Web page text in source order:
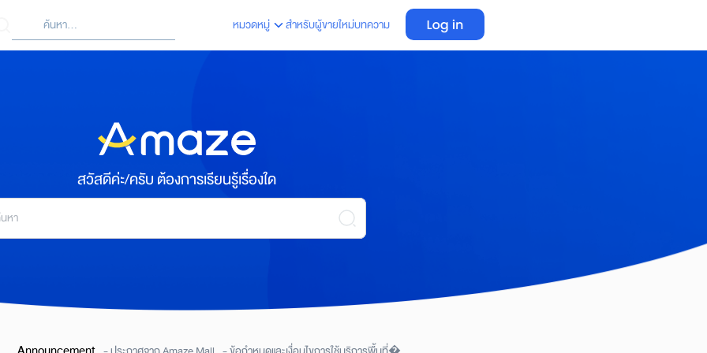
หมวดหมู่ สำหรับผู้ขายใหม่บทความ
สวัสดีค่ะ/ครับ ต้องการเรียนรู้เรื่องใด